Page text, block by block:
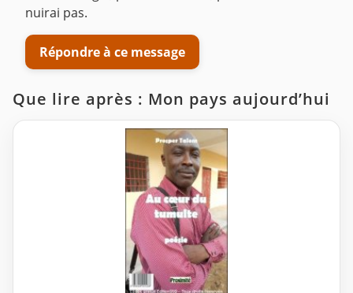
nuirai pas.
Répondre à ce message
Que lire après : Mon pays aujourd’hui